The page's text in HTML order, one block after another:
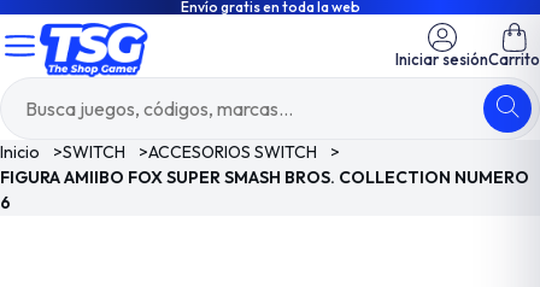
Envío gratis en toda la web
Iniciar sesiónCarrito
Inicio >SWITCH >ACCESORIOS SWITCH
>
FIGURA AMIIBO FOX SUPER SMASH BROS. COLLECTION NUMERO
6